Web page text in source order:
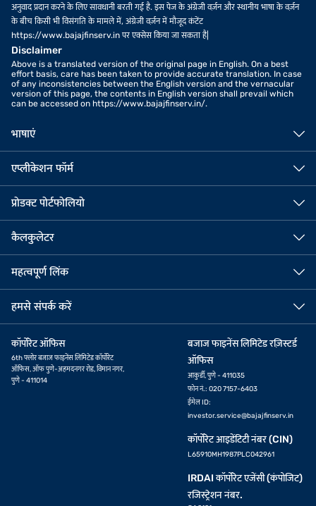
अनुवाद प्रदान करने के लिए सावधानी बरती गई है. इस पेज के अंग्रेजी वर्ज़न और स्थानीय भाषा के वर्ज़न
के बीच किसी भी विसंगति के मामले में, अंग्रेजी वर्ज़न में मौजूद कंटेंट
https://www.bajajfinserv.in पर एक्सेस किया जा सकता है|
Disclaimer
Above is a translated version of the original page in English. On a best
effort basis, care has been taken to provide accurate translation. In case
of any inconsistencies between the English version and the vernacular
version of this page, the contents in English version shall prevail which
can be accessed on https://www.bajajfinserv.in/.
भाषाएं
एप्लीकेशन फॉर्म
प्रोडक्ट पोर्टफोलियो
कैलकुलेटर
महत्वपूर्ण लिंक
हमसे संपर्क करें
कॉर्पोरेट ऑफिस
6th फ्लोर बजाज फाइनेंस लिमिटेड कॉर्पोरेट
ऑफिस, ऑफ पुणे-अहमदनगर रोड, विमान नगर,
पुणे - 411014
बजाज फाइनेंस लिमिटेड रज़िस्टर्ड
ऑफिस
आकुर्डी, पुणे - 411035
फोन नं.: 020 7157-6403
ईमेल ID:
investor.service@bajajfinserv.in
कॉर्पोरेट आइडेंटिटी नंबर (CIN)
L65910MH1987PLC042961
IRDAI कॉर्पोरेट एजेंसी (कंपोजिट)
रजिस्ट्रेशन नंबर.